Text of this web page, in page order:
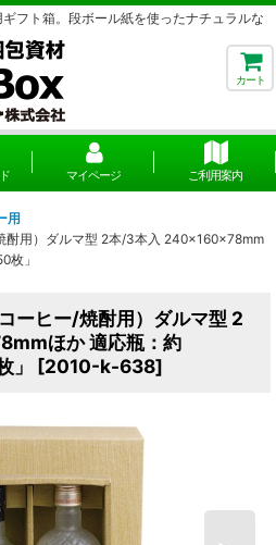
フト箱。段ボール紙を使ったナチュラルな
カート
マイページ ご利用案内
用
酎用）ダルマ型 2本/3本入 240×160×78mm
枚」
ーヒー/焼酎用）ダルマ型 2
ほか 適応瓶：約
[2010-k-638]